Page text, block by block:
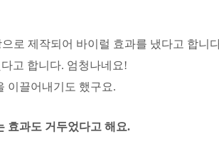
로 제작되어 바이럴 효과를 냈다고 합니
고 합니다. 엄청나네요!
이끌어내기도 했구요.
효과도 거두었다고 해요.